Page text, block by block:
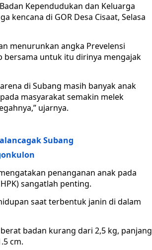
Kependudukan dan Keluarga
kencana di GOR Desa Cisaat, Selasa
menurunkan angka Prevelensi
untuk itu dirinya mengajak
di Subang masih banyak anak
masyarakat semakin melek
ujarnya.
Subang
penanganan anak pada
sangatlah penting.
saat terbentuk janin di dalam
badan kurang dari 2,5 kg, panjang
cm.